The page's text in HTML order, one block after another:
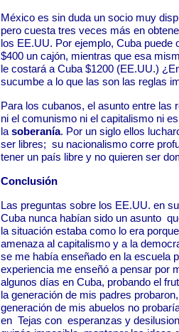
México es sin duda un socio muy
pero cuesta tres veces más en
los EE.UU. Por ejemplo, Cuba puede
$400 un cajón, mientras que esa
le costará a Cuba $1200 (EE.UU.)
sucumbe a lo que las son las reglas
Para los cubanos, el asunto entre las
ni el comunismo ni el capitalismo ni
la soberanía. Por un siglo ellos
ser libres; su nacionalismo corre
tener un país libre y no quieren ser
Conclusión
Las preguntas sobre los EE.UU. en
Cuba nunca habían sido un asunto
la situación estaba como lo era
amenaza al capitalismo y a la
se me había enseñado en la escuela
experiencia me enseñó a pensar por
algunos días en Cuba, probando el
la generación de mis padres
generación de mis abuelos no
en Tejas con esperanzas y